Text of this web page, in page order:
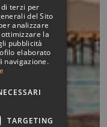
ITALIAN
FRENCH
GERMAN
terzi per
del Sito
analizzare
la
pubblicità
elaborato
navigazione.
TARGETING